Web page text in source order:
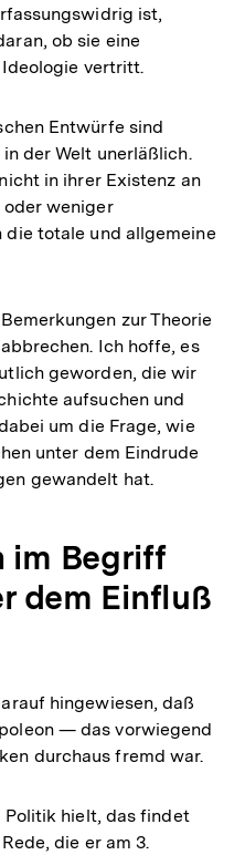
ist,
ob sie eine
vertritt.
Entwürfe sind
der Welt unerläßlich.
in ihrer Existenz an
oder weniger
totale und allgemeine
zur Theorie
Ich hoffe, es
geworden, die wir
aufsuchen und
um die Frage, wie
unter dem Eindrude
gewandelt hat.
im Begriff
dem Einfluß
hingewiesen, daß
— das vorwiegend
durchaus fremd war.
Politik hielt, das findet
die er am 3.